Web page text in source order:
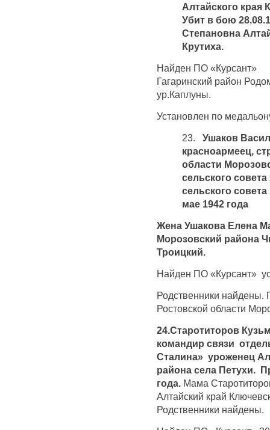
Алтайского края
Убит в бою
Степановна
Крутиха.
Найден ПО «Курсант»
Гагаринский район
ур.Каплуны.
Установлен по
23. Ушаков
красноармеец,
области
сельского
сельского
мае 1942 года
Жена Ушакова Елена
Морозовский района
Троицкий.
Найден ПО «Курсант»
Родственники найдены.
Ростовской области
24.Старотиторов
командир связи
Сталина» уроженец
района села Петухи.
года. Мама
Алтайский край
Родственники найдены.